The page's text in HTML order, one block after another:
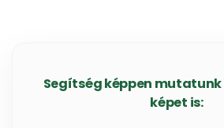
Segítség képpen
képet is: